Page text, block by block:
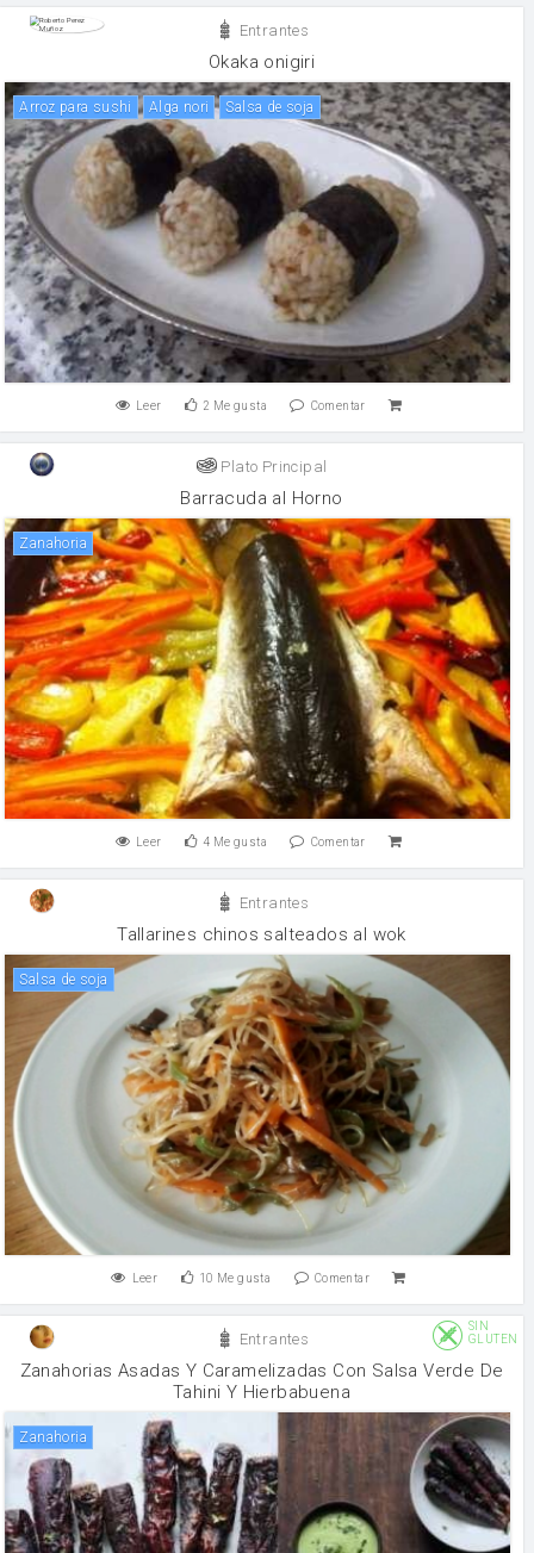
Entrantes
Okaka onigiri
Arroz para sushi alga nori salsa de soja
Leer 2 Me gusta Comentar
Plato Principal
Barracuda al Horno
zanahoria
Leer 4 Me gusta Comentar
Entrantes
Tallarines chinos salteados al wok
salsa de soja
Leer 10 Me gusta Comentar
Entrantes
SIN
GLUTEN
Zanahorias Asadas Y Caramelizadas Con Salsa Verde De
Tahini Y Hierbabuena
zanahoria